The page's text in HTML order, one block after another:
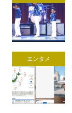
エンタメ